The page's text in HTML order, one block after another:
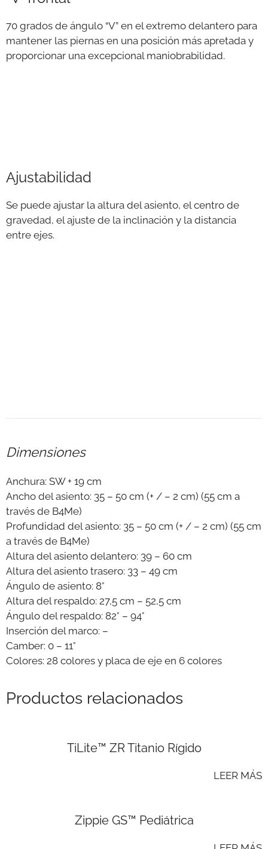
70 grados de ángulo “V” en el extremo delantero para
mantener las piernas en una posición más apretada y
proporcionar una excepcional maniobrabilidad.
Ajustabilidad
Se puede ajustar la altura del asiento, el centro de
gravedad, el ajuste de la inclinación y la distancia
entre ejes.
Dimensiones
Anchura: SW + 19 cm
Ancho del asiento: 35 – 50 cm (+ / – 2 cm) (55 cm a
través de B4Me)
Profundidad del asiento: 35 – 50 cm (+ / – 2 cm) (55 cm
a través de B4Me)
Altura del asiento delantero: 39 – 60 cm
Altura del asiento trasero: 33 – 49 cm
Ángulo de asiento: 8°
Altura del respaldo: 27,5 cm – 52,5 cm
Ángulo del respaldo: 82° – 94°
Inserción del marco: –
Camber: 0 – 11°
Colores: 28 colores y placa de eje en 6 colores
Productos relacionados
TiLite™ ZR Titanio Rígido
LEER MÁS
Zippie GS™ Pediátrica